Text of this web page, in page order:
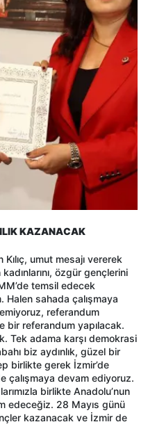
KAZANACAK
umut mesajı vererek
özgür gençlerini
temsil edecek
sahada çalışmaya
referandum
bir referandum yapılacak.
Tek adama karşı demokrasi
biz aydınlık, güzel bir
birlikte gerek İzmir’de
çalışmaya devam ediyoruz.
birlikte Anadolu’nun
edeceğiz. 28 Mayıs günü
kazanacak ve İzmir de